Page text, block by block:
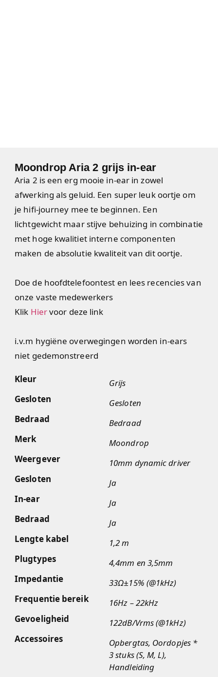
Moondrop Aria 2 grijs in-ear
Aria 2 is een erg mooie in-ear in zowel
afwerking als geluid. Een super leuk oortje om
je hifi-journey mee te beginnen. Een
lichtgewicht maar stijve behuizing in combinatie
met hoge kwalitiet interne componenten
maken de absolutie kwaliteit van dit oortje.
Doe de hoofdtelefoontest en lees recencies van
onze vaste medewerkers
Klik Hiervoor deze link
i.v.m hygiëne overwegingen worden in-ears
niet gedemonstreerd
Kleur
Grijs
Gesloten
Gesloten
Bedraad
Bedraad
Merk
Moondrop
Weergever
10mm dynamic driver
Gesloten
Ja
In-ear
Ja
Bedraad
Ja
Lengte kabel
1,2 m
Plugtypes
4,4mm en 3,5mm
Impedantie
33Ω±15% (@1kHz)
Frequentie bereik
16Hz – 22kHz
Gevoeligheid
122dB/Vrms (@1kHz)
Accessoires
Opbergtas, Oordopjes *
3 stuks (S, M, L),
Handleiding